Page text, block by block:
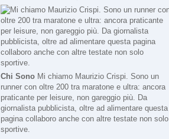
Chi Sono Mi chiamo Maurizio Crispi. Sono un
runner con oltre 200 tra maratone e ultra: ancora
praticante per leisure, non gareggio più. Da
giornalista pubblicista, oltre ad alimentare questa
pagina collaboro anche con altre testate non solo
sportive.